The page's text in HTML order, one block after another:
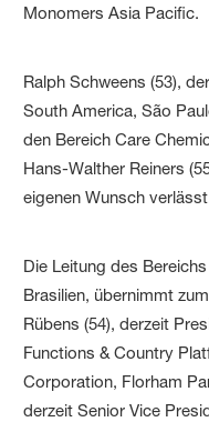
Monomers Asia Pacific.
Ralph Schweens (53),
South America, São
den Bereich Care
Hans-Walther Reiners
eigenen Wunsch
Die Leitung des
Brasilien, übernimmt
Rübens (54), derzeit
Functions & Country
Corporation, Florham
derzeit Senior Vice